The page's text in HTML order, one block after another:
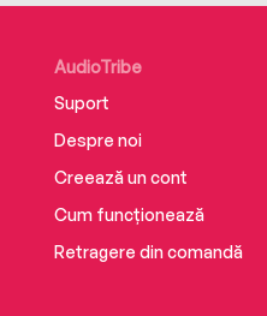
AudioTribe
Suport
Despre noi
Creează un cont
Cum funcționează
Retragere din comandă